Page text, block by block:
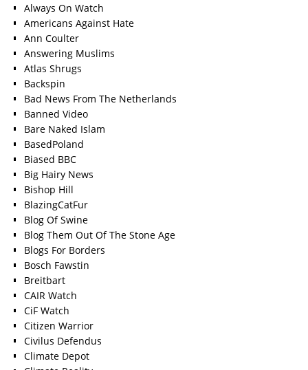
Always On Watch
Americans Against Hate
Ann Coulter
Answering Muslims
Atlas Shrugs
Backspin
Bad News From The Netherlands
Banned Video
Bare Naked Islam
BasedPoland
Biased BBC
Big Hairy News
Bishop Hill
BlazingCatFur
Blog Of Swine
Blog Them Out Of The Stone Age
Blogs For Borders
Bosch Fawstin
Breitbart
CAIR Watch
CiF Watch
Citizen Warrior
Civilus Defendus
Climate Depot